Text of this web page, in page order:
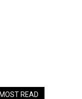
MOST READ